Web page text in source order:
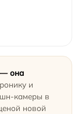
— она
и
камеры в
новой